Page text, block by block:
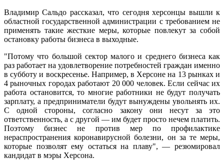
Владимир Сальдо рассказал, что сегодня херсонцы вышли к
областной государственной администрации с требованием не
применять такие жесткие меры, которые повлекут за собой
остановку работы бизнеса в выходные.
"Потому что большой сектор малого и среднего бизнеса как
раз работает на удовлетворение потребностей граждан именно
в субботу и воскресенье. Например, в Херсоне на 13 рынках и
4 рыночных городах работают 20 000 человек. Если сейчас их
работа остановится, то многие работники не будут получать
зарплату, а предприниматели будут вынуждены увольнять их.
С одной стороны, согласно закону они несут за это
ответственность, а с другой — им будет просто нечем платить.
Поэтому бизнес не против мер по профилактике
нераспространения коронавирусной болезни, он за те меры,
которые позволят ему остаться на плаву", — резюмировал
кандидат в мэры Херсона.